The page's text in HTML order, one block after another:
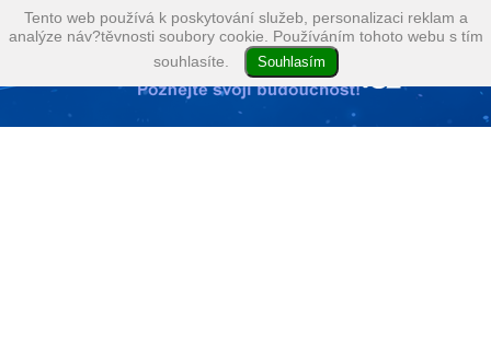
Tento web používá k poskytování služeb, personalizaci reklam a
analýze náv?těvnosti soubory cookie. Používáním tohoto webu s tím
souhlasíte.